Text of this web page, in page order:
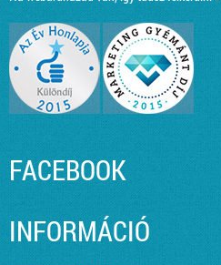
FACEBOOK
INFORMÁCIÓ